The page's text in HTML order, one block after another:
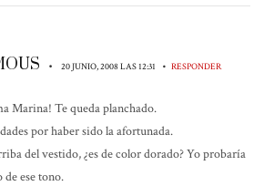
• 20 JUNIO, 2008 LAS 12:31 • RESPONDER
Marina! Te queda planchado.
por haber sido la afortunada.
del vestido, ¿es de color dorado? Yo probaría
de ese tono.